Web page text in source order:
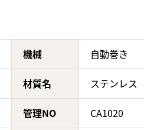
機械 自動巻き
材質名 ステンレス
管理NO CA1020